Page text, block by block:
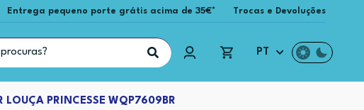
Entrega pequeno porte grátis acima de 35€* Trocas e Devoluções
PT
LOUÇA PRINCESSE WQP7609BR